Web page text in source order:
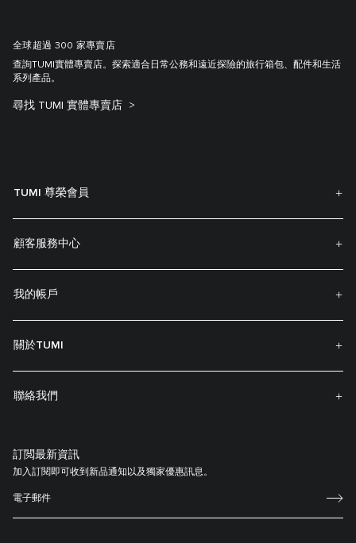
全球超過 300 家專賣店
查詢TUMI實體專賣店。探索適合日常公務和遠近探險的旅行箱包、配件和生活
系列產品。
尋找 TUMI 實體專賣店
TUMI 尊榮會員
顧客服務中心
我的帳戶
關於TUMI
聯絡我們
訂閲最新資訊
加入訂閱即可收到新品通知以及獨家優惠訊息。